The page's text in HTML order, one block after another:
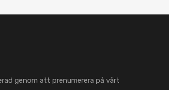
genom att prenumerera på vårt